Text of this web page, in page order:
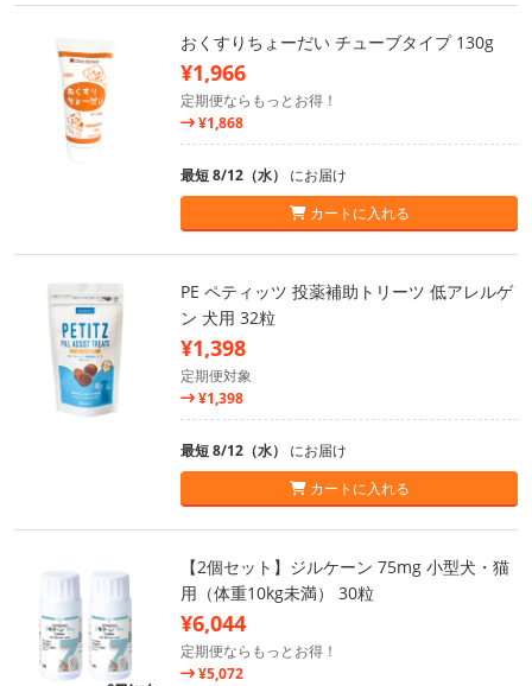
おくすりちょーだい チューブタイプ 130g
¥1,966
定期便ならもっとお得！
¥1,868
最短 8/12（水） にお届け
カートに入れる
PE ペティッツ 投薬補助トリーツ 低アレルゲ
ン 犬用 32粒
¥1,398
定期便対象
¥1,398
最短 8/12（水） にお届け
カートに入れる
【2個セット】ジルケーン 75mg 小型犬・猫
用（体重10kg未満） 30粒
¥6,044
定期便ならもっとお得！
¥5,072